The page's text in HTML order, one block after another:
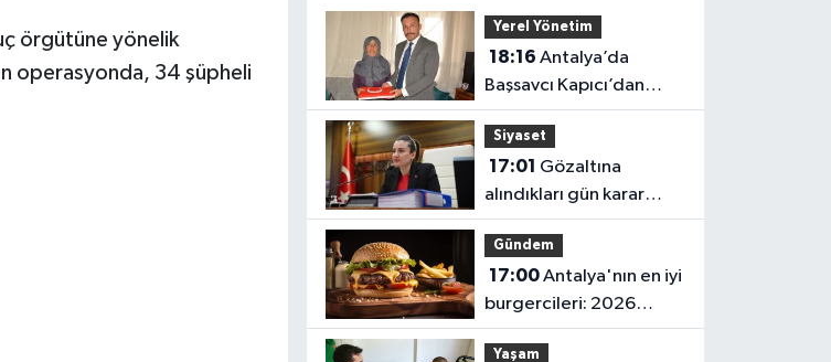
örgütüne yönelik
operasyonda, 34 şüpheli
Yerel Yönetim
18:16
Başsavcı Kapıcı’dan
şehit annesi Aysel
Belen’e anlamlı ziyaret
Siyaset
17:01
alındıkları gün karar
verilmiş! Büşra
Özdemir'in oluru ortaya
çıktı
Gündem
17:00Antalya'nın en iyi
burgercileri: 2026
fiyatları
Yaşam